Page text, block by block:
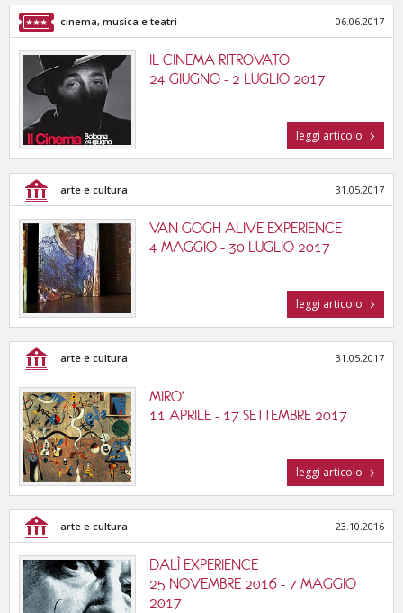
cinema, musica e teatri 06.06.2017
IL CINEMA RITROVATO
24 GIUGNO - 2 LUGLIO 2017
leggi articolo
arte e cultura 31.05.2017
VAN GOGH ALIVE EXPERIENCE
4 MAGGIO - 30 LUGLIO 2017
leggi articolo
arte e cultura 31.05.2017
MIRO'
11 APRILE - 17 SETTEMBRE 2017
leggi articolo
arte e cultura 23.10.2016
DALÌ EXPERIENCE
25 NOVEMBRE 2016 - 7 MAGGIO
2017